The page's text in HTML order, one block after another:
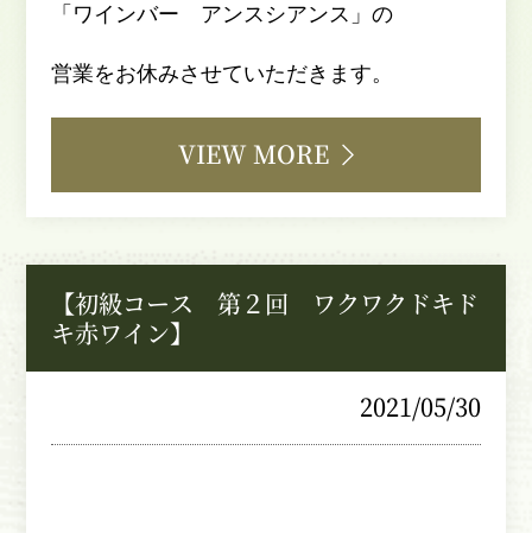
「ワインバー アンスシアンス」の
営業をお休みさせていただきます。
VIEW MORE
【初級コース 第２回 ワクワクドキド
キ赤ワイン】
2021/05/30